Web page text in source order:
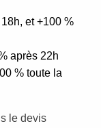
et +100 %
après 22h
% toute la
le devis